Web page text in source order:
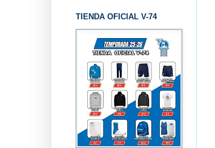
TIENDA OFICIAL V-74